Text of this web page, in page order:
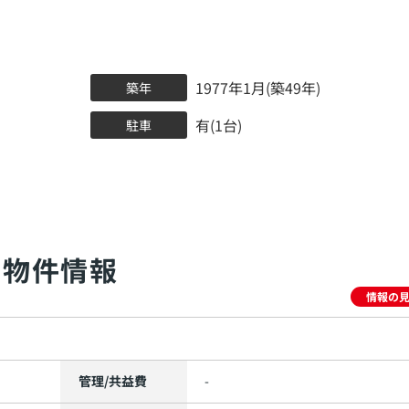
築年 1977年1月(築49年)
駐車 有(1台)
物件情報
情報の
管理/共益費 -